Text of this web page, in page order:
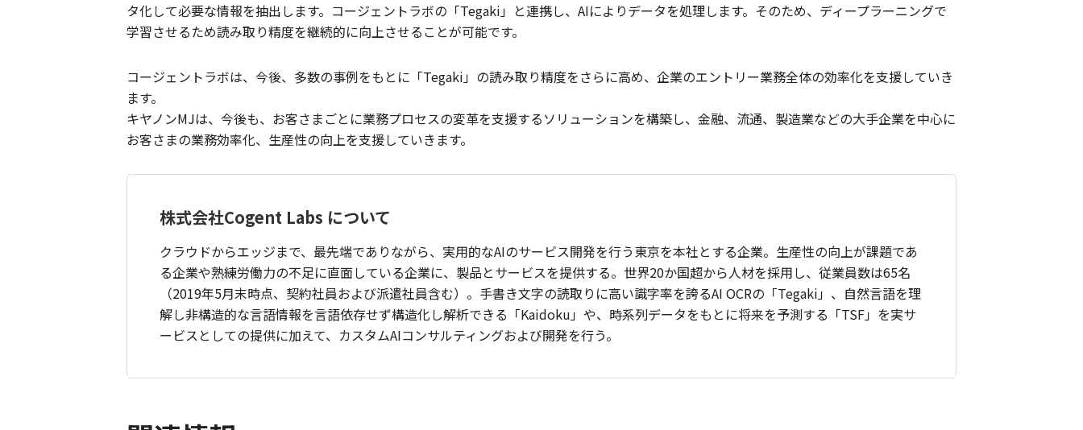
タ化して必要な情報を抽出します。コージェントラボの「Tegaki」と連携し、AIによりデータを処理します。そのため、ディープラーニングで
学習させるため読み取り精度を継続的に向上させることが可能です。
コージェントラボは、今後、多数の事例をもとに「Tegaki」の読み取り精度をさらに高め、企業のエントリー業務全体の効率化を支援していき
ます。
キヤノンMJは、今後も、お客さまごとに業務プロセスの変革を支援するソリューションを構築し、金融、流通、製造業などの大手企業を中心に
お客さまの業務効率化、生産性の向上を支援していきます。
株式会社Cogent Labs について
クラウドからエッジまで、最先端でありながら、実用的なAIのサービス開発を行う東京を本社とする企業。生産性の向上が課題であ
る企業や熟練労働力の不足に直面している企業に、製品とサービスを提供する。世界20か国超から人材を採用し、従業員数は65名
（2019年5月末時点、契約社員および派遣社員含む）。手書き文字の読取りに高い識字率を誇るAI OCRの「Tegaki」、自然言語を理
解し非構造的な言語情報を言語依存せず構造化し解析できる「Kaidoku」や、時系列データをもとに将来を予測する「TSF」を実サ
ービスとしての提供に加えて、カスタムAIコンサルティングおよび開発を行う。